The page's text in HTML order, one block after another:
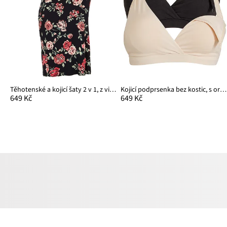
Těhotenské a kojicí šaty 2 v 1, z viskózy
649 Kč
Kojicí podprsenka bez kostic, s organickou bavlnou (2 ks v balení)
649 Kč